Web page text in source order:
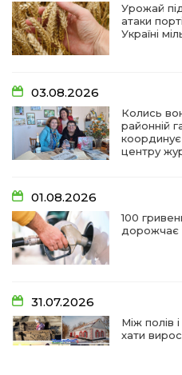
Урожай
атаки
Україні
03.08.2026
Колись
районній
центру
01.08.2026
100
дорожчає
31.07.2026
Між полів
хати